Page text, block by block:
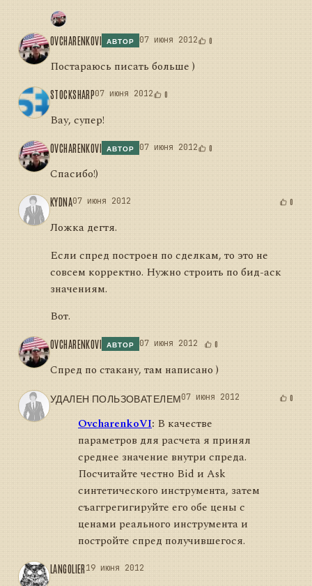
OVCHARENKOVI АВТОР 07 июня 2012 0
Постараюсь писать больше )
STOCKSHARP07 июня 2012 0
Вау, супер!
OVCHARENKOVI АВТОР 07 июня 2012 0
Спасибо!)
KYDNA07 июня 2012 0
Ложка дегтя.
Если спред построен по сделкам, то это не
совсем корректно. Нужно строить по бид-аск
значениям.
Вот.
OVCHARENKOVI АВТОР 07 июня 2012 0
Спред по стакану, там написано )
УДАЛЕН ПОЛЬЗОВАТЕЛЕМ07 июня 2012 0
OvcharenkoVI: В качестве
параметров для расчета я принял
среднее значение внутри спреда.
Посчитайте честно Bid и Ask
синтетического инструмента, затем
съаггрегигируйте его обе цены с
ценами реального инструмента и
постройте спред получившегося.
LANGOLIER19 июня 2012